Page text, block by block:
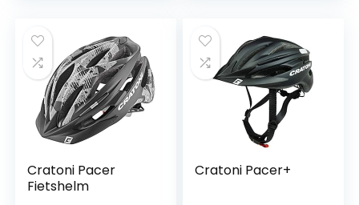
Cratoni Pacer
Fietshelm
Cratoni Pacer+